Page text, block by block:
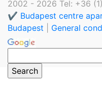
2002 - 2026 Tel: +36
✔️ Budapest centre
Budapest
General